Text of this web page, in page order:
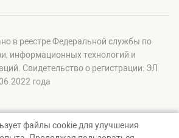
в реестре Федеральной службы по
информационных технологий и
Свидетельство о регистрации: ЭЛ
года
файлы cookie для улучшения